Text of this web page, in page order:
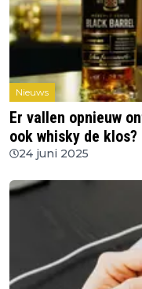
Nieuws
Er vallen opnieuw
ook whisky de klos?
24 juni 2025